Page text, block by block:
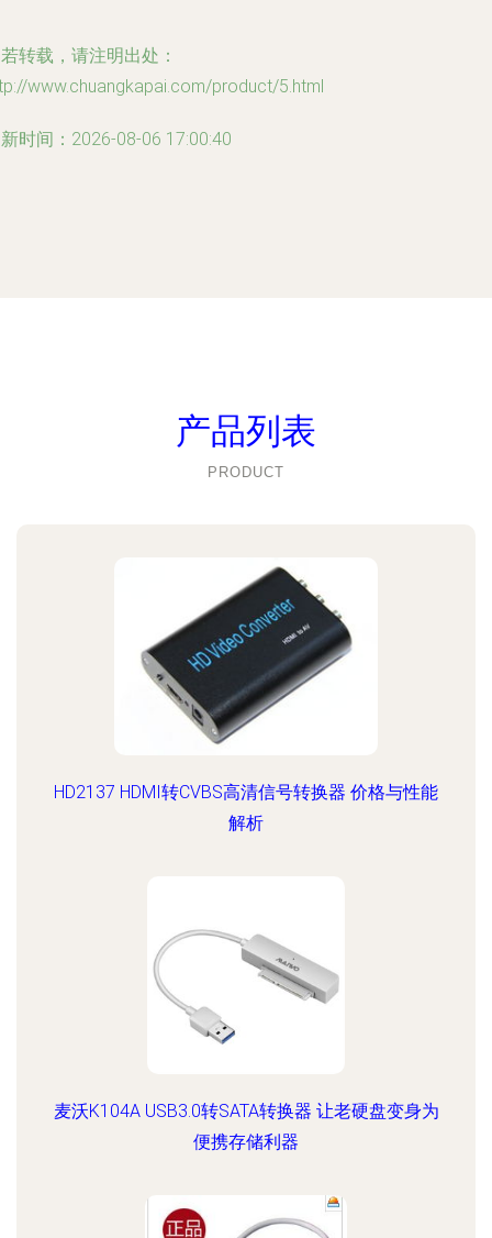
转载，请注明出处：
www.chuangkapai.com/product/5.html
时间：2026-08-06 17:00:40
产品列表
PRODUCT
HD2137 HDMI转CVBS高清信号转换器 价格与性能
解析
麦沃K104A USB3.0转SATA转换器 让老硬盘变身为
便携存储利器